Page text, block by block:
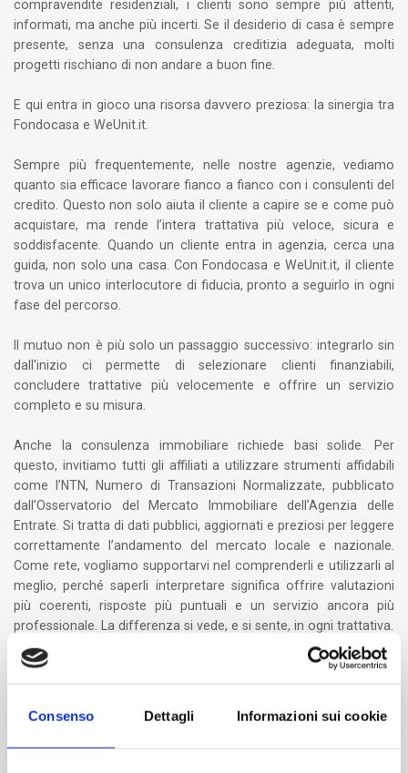
Consenso Dettagli Informazioni sui cookie
compravendite residenziali, i clienti sono sempre più attenti,
informati, ma anche più incerti. Se il desiderio di casa è sempre
presente, senza una consulenza creditizia adeguata, molti
progetti rischiano di non andare a buon fine.
E qui entra in gioco una risorsa davvero preziosa: la sinergia tra
Fondocasa e WeUnit.it.
Sempre più frequentemente, nelle nostre agenzie, vediamo
quanto sia efficace lavorare fianco a fianco con i consulenti del
credito. Questo non solo aiuta il cliente a capire se e come può
acquistare, ma rende l’intera trattativa più veloce, sicura e
soddisfacente. Quando un cliente entra in agenzia, cerca una
guida, non solo una casa. Con Fondocasa e WeUnit.it, il cliente
trova un unico interlocutore di fiducia, pronto a seguirlo in ogni
fase del percorso.
Il mutuo non è più solo un passaggio successivo: integrarlo sin
dall'inizio ci permette di selezionare clienti finanziabili,
concludere trattative più velocemente e offrire un servizio
completo e su misura.
Anche la consulenza immobiliare richiede basi solide. Per
questo, invitiamo tutti gli affiliati a utilizzare strumenti affidabili
come l’NTN, Numero di Transazioni Normalizzate, pubblicato
dall’Osservatorio del Mercato Immobiliare dell’Agenzia delle
Entrate. Si tratta di dati pubblici, aggiornati e preziosi per leggere
correttamente l’andamento del mercato locale e nazionale.
Come rete, vogliamo supportarvi nel comprenderli e utilizzarli al
meglio, perché saperli interpretare significa offrire valutazioni
più coerenti, risposte più puntuali e un servizio ancora più
professionale. La differenza si vede, e si sente, in ogni trattativa.
Noi guardiamo avanti, da squadra. Fondocasa e WeUnit.it sono
due realtà che, insieme, stanno portando risultati concreti su
Dove c’è sinergia, i clienti sono soddisfatti.